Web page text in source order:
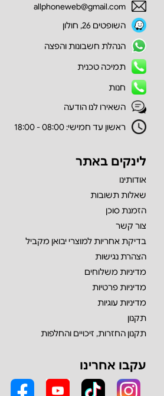
allphoneweb@gmail.com
השופטים 26, חולון
הנהלת חשבונות והפצה
תמיכה טכנית
חנות
השאירו לנו הודעה
ראשון עד חמישי: 08:00 - 18:00
לינקים באתר
אודותינו
שאלות תשובות
הזמנת סוכן
צור קשר
בדיקת אחריות למוצרי יבואן מקביל
הצהרת נגישות
מדיניות משלוחים
מדיניות פרטיות
מדיניות עוגיות
תקנון
תקנון החזרות, זיכויים והחלפות
עקבו אחרינו